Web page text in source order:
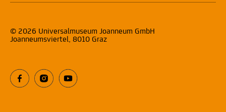
© 2026 Universalmuseum Joanneum GmbH
Joanneumsviertel, 8010 Graz